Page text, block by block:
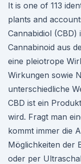
It is one of 113
plants and
Cannabidiol
Cannabinoid aus
eine pleiotrope
Wirkungen sowie
unterschiedliche
CBD ist ein
wird. Fragt man
kommt immer die
Möglichkeiten der
oder per